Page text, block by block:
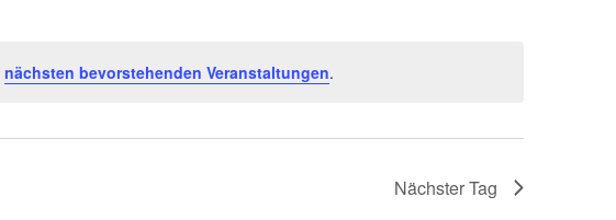
nächsten bevorstehenden Veranstaltungen.
Nächster Tag